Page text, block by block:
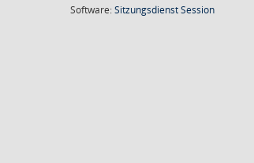
Software:SitzungsdienstSession(Wird in